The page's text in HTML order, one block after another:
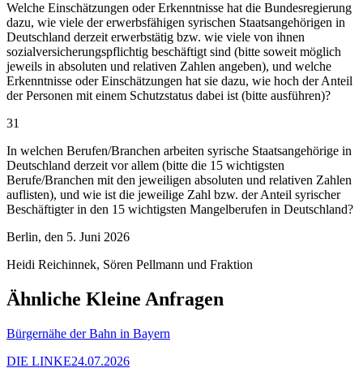
Welche Einschätzungen oder Erkenntnisse hat die Bundesregierung
dazu, wie viele der erwerbsfähigen syrischen Staatsangehörigen in
Deutschland derzeit erwerbstätig bzw. wie viele von ihnen
sozialversicherungspflichtig beschäftigt sind (bitte soweit möglich
jeweils in absoluten und relativen Zahlen angeben), und welche
Erkenntnisse oder Einschätzungen hat sie dazu, wie hoch der Anteil
der Personen mit einem Schutzstatus dabei ist (bitte ausführen)?
31
In welchen Berufen/Branchen arbeiten syrische Staatsangehörige in
Deutschland derzeit vor allem (bitte die 15 wichtigsten
Berufe/Branchen mit den jeweiligen absoluten und relativen Zahlen
auflisten), und wie ist die jeweilige Zahl bzw. der Anteil syrischer
Beschäftigter in den 15 wichtigsten Mangelberufen in Deutschland?
Berlin, den 5. Juni 2026
Heidi Reichinnek, Sören Pellmann und Fraktion
Ähnliche Kleine Anfragen
Bürgernähe der Bahn in Bayern
DIE LINKE24.07.2026